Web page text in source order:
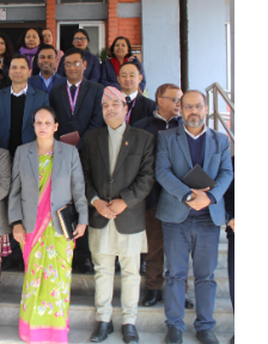
फेरि भेटौंला तथा श्रीमान
कार्यक्रमका केही झलकहरु